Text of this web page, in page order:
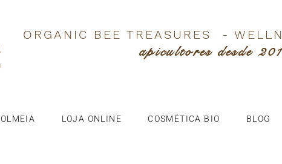
ORGANIC BEE TREASURES -
apicultores desde
LOJA ONLINE COSMÉTICA BIO BLOG